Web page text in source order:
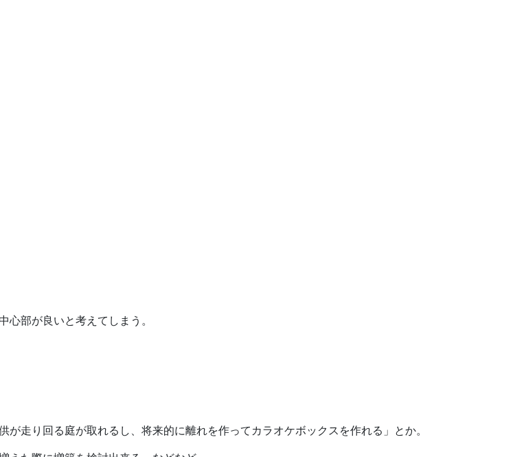
部が良いと考えてしまう。
走り回る庭が取れるし、将来的に離れを作ってカラオケボックスを作れる」とか。